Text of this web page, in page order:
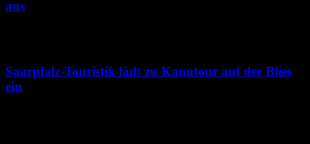
aus
Saarpfalz-Touristik lädt zu Kanutour auf der Blies
ein